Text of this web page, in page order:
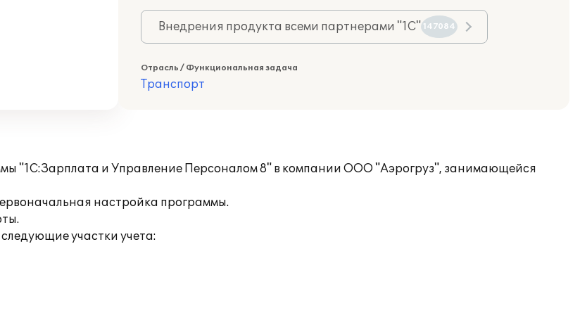
Внедрения продукта всеми партнерами "1С" 147084
Отрасль / Функциональная задача
Транспорт
"1С:Зарплата и Управление Персоналом 8" в компании ООО "Аэрогруз", занимающейся
настройка программы.
участки учета: